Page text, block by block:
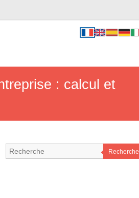
: calcul et
Recherche